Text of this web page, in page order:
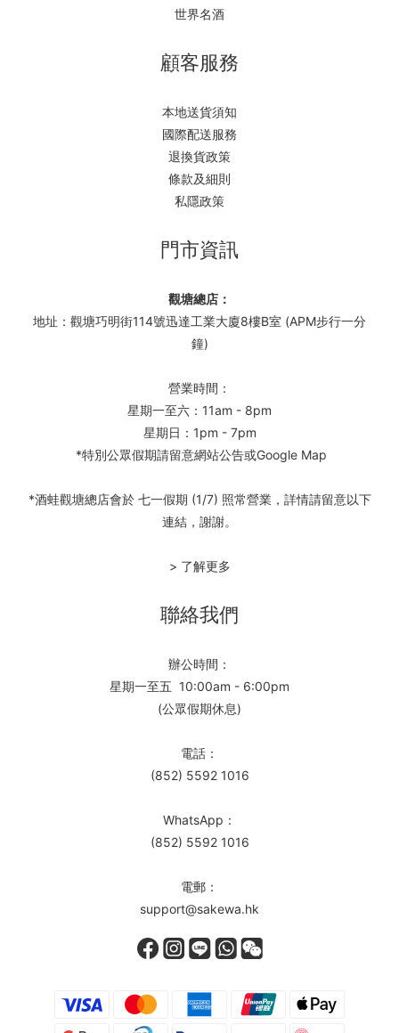
世界名酒
顧客服務
本地送貨須知
國際配送服務
退換貨政策
條款及細則
私隱政策
門市資訊
觀塘總店：
地址：觀塘巧明街114號迅達工業大廈8樓B室 (APM步行一分
鐘)
營業時間：
星期一至六：11am - 8pm
星期日：1pm - 7pm
*特別公眾假期請留意網站公告或Google Map
*酒蛙觀塘總店會於 七一假期 (1/7) 照常營業，詳情請留意以下
連結，謝謝。
> 了解更多
聯絡我們
辦公時間：
星期一至五 10:00am - 6:00pm
(公眾假期休息)
電話：
(852) 5592 1016
WhatsApp：
(852) 5592 1016
電郵：
support@sakewa.hk